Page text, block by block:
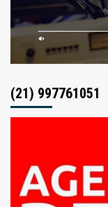
(21) 997761051